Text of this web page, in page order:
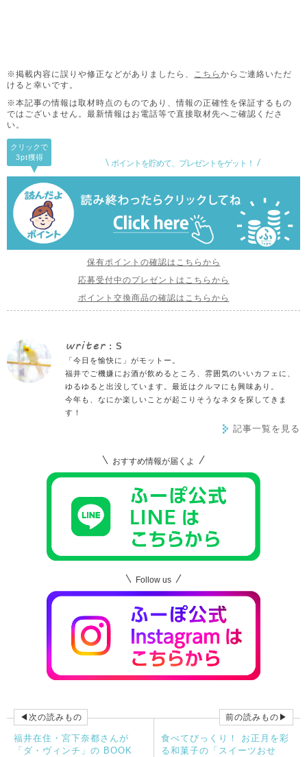
※掲載内容に誤りや修正などがありましたら、 こちら からご連絡いただ
けると幸いです。
※本記事の情報は取材時点のものであり、情報の正確性を保証するもの
ではございません。 最新情報はお電話等で直接取材先へご確認くださ
い。
ポイントを貯めて、プレゼントをゲット！
クリックで
3pt獲得
保有ポイントの確認はこちらから
応募受付中のプレゼントはこちらから
ポイント交換商品の確認はこちらから
writer : S
「今日を愉快に」がモットー。
福井でご機嫌にお酒が飲めるところ、雰囲気のいいカフェに、
ゆるゆると出没しています。最近はクルマにも興味あり。
今年も、なにか楽しいことが起こりそうなネタを探してきま
す！
記事一覧を見る
おすすめ情報が届くよ
Follow us
◀次の読みもの
福井在住・宮下奈都さんが
「ダ・ヴィンチ」の BOOK
前の読みもの▶
食べてびっくり！ お正月を彩
る和菓子の「スイーツおせ